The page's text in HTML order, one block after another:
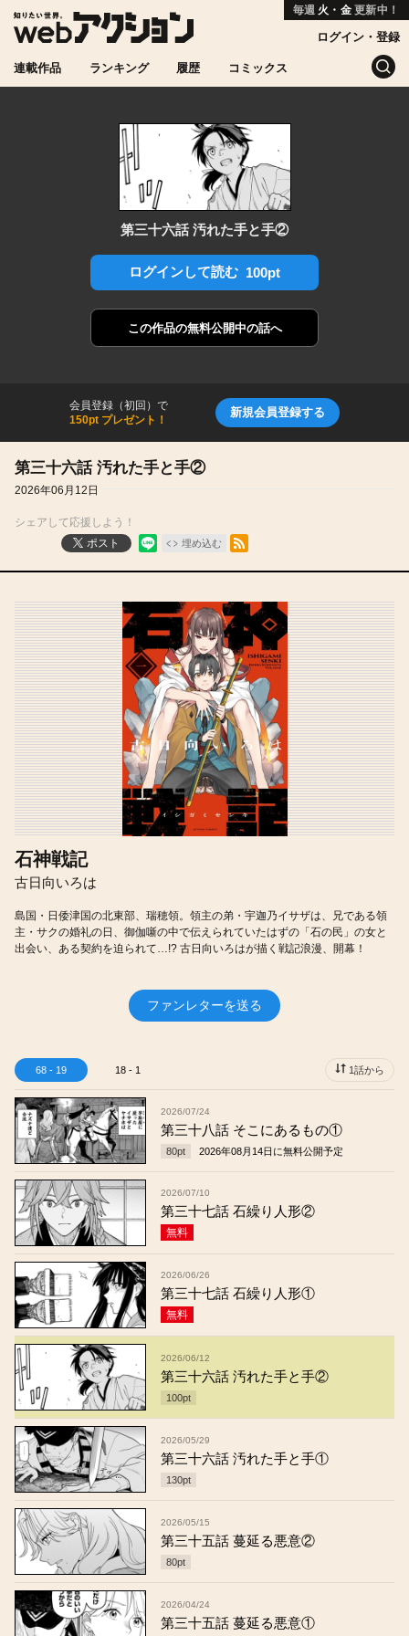
毎週 火・金 更新中！
連載作品 ランキング 履歴 コミックス
ログイン・登録
第三十六話 汚れた手と手②
ログインして読む 100pt
この作品の無料公開中の話へ
会員登録（初回）で
150pt プレゼント！
新規会員登録する
第三十六話 汚れた手と手②
2026年06月12日
シェアして応援しよう！
ポスト
埋め込む
RSSフィード
石神戦記
古日向いろは
島国・日倭津国の北東部、瑞穂領。領主の弟・宇迦乃イサザは、兄である領
主・サクの婚礼の日、御伽噺の中で伝えられていたはずの「石の民」の女と
出会い、ある契約を迫られて…!? 古日向いろはが描く戦記浪漫、開幕！
ファンレターを送る
68 - 19 18 - 1 1話から
2026/07/24
第三十八話 そこにあるもの①
80pt 2026年08月14日 に無料公開予定
2026/07/10
第三十七話 石繰り人形②
無料
2026/06/26
第三十七話 石繰り人形①
無料
2026/06/12
第三十六話 汚れた手と手②
100pt
2026/05/29
第三十六話 汚れた手と手①
130pt
2026/05/15
第三十五話 蔓延る悪意②
80pt
2026/04/24
第三十五話 蔓延る悪意①